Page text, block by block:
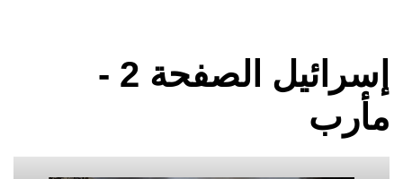
إسرائيل الصفحة 2 -
مأرب